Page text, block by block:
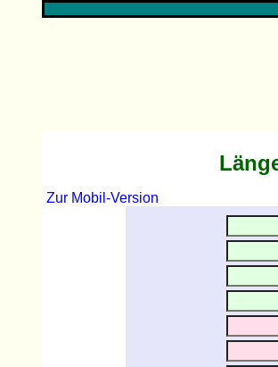
Zur Mobil-Version